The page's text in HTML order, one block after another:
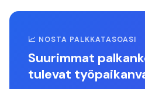
📈 NOSTA PALKKATASOASI
Suurimmat
tulevat